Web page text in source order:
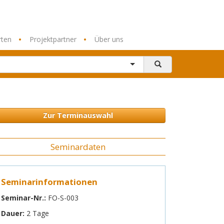
Ablauf
Anfrage
• Projektpartner • Über uns
Zur Terminauswahl
Seminardaten
Seminarinformationen
Seminar-Nr.: FO-S-003
Dauer: 2 Tage